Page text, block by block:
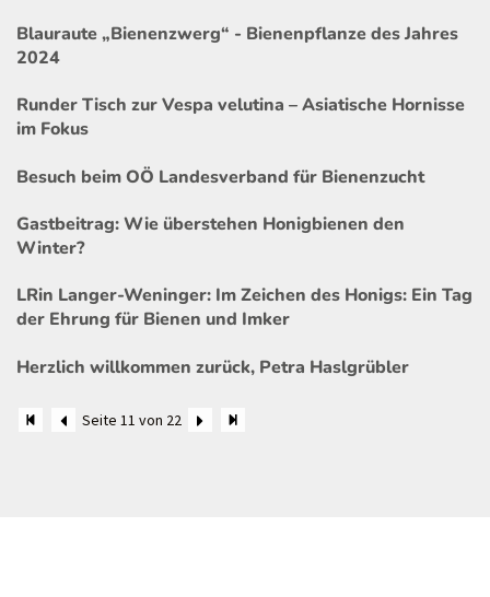
Blauraute „Bienenzwerg“ - Bienenpflanze des Jahres
2024
Runder Tisch zur Vespa velutina – Asiatische Hornisse
im Fokus
Besuch beim OÖ Landesverband für Bienenzucht
Gastbeitrag: Wie überstehen Honigbienen den
Winter?
LRin Langer-Weninger: Im Zeichen des Honigs: Ein Tag
der Ehrung für Bienen und Imker
Herzlich willkommen zurück, Petra Haslgrübler
Seite 11 von 22